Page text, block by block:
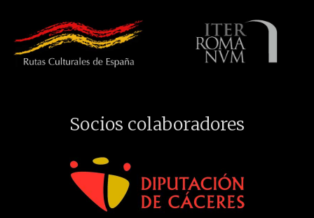
Socios colaboradores